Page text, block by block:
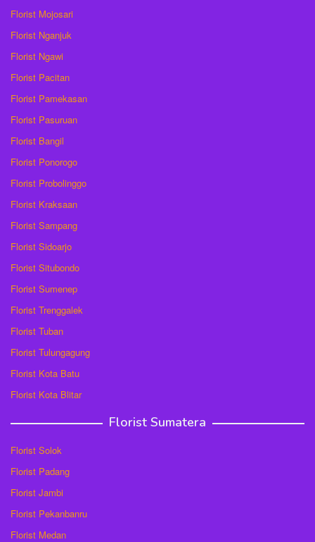
Florist Mojosari
Florist Nganjuk
Florist Ngawi
Florist Pacitan
Florist Pamekasan
Florist Pasuruan
Florist Bangil
Florist Ponorogo
Florist Probolinggo
Florist Kraksaan
Florist Sampang
Florist Sidoarjo
Florist Situbondo
Florist Sumenep
Florist Trenggalek
Florist Tuban
Florist Tulungagung
Florist Kota Batu
Florist Kota Blitar
Florist Sumatera
Florist Solok
Florist Padang
Florist Jambi
Florist Pekanbanru
Florist Medan